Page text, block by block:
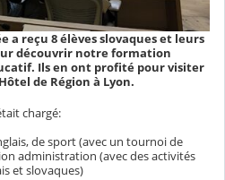
a reçu 8 élèves slovaques et leurs
découvrir notre formation
Ils en ont profité pour visiter
de Région à Lyon.
chargé:
de sport (avec un tournoi de
administration (avec des activités
et slovaques)